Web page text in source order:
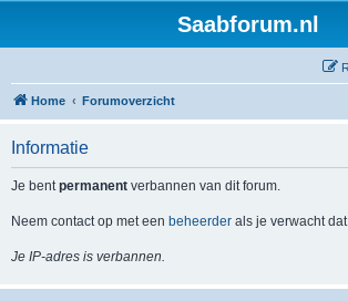
Saabforum.nl
Home Forumoverzicht
Informatie
Je bentpermanent verbannen van dit forum.
Neem contact op met een beheerder als je verwacht
Je IP-adres is verbannen.